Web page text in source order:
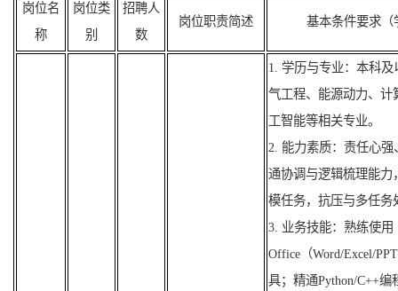
岗位名
称
岗位类
别
招聘人
数
岗位职责简述 基本条件要求（
1. 学历与专业：本科
气工程、能源动力、计
工智能等相关专业。
2. 能力素质：责任心
通协调与逻辑梳理能
模任务，抗压与多任务
3. 业务技能：熟练使用
Office（Word/Excel/
具；精通Python/C++编